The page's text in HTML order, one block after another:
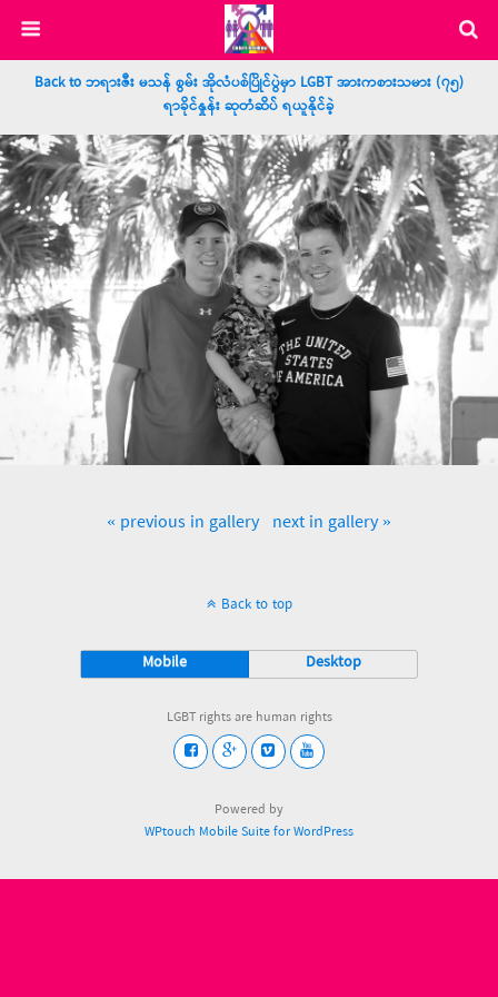
Back to ဘရားဇီး မသန် စွမ်း အိုလံပစ်ပြိုင်ပွဲမှာ LGBT အားကစားသမား (၇၅)
ရာခိုင်နှုန်း ဆုတံဆိပ် ရယူနိုင်ခဲ့
« previous in gallery next in gallery »
Back to top
Mobile Desktop
LGBT rights are human rights
Powered by
WPtouch Mobile Suite for WordPress